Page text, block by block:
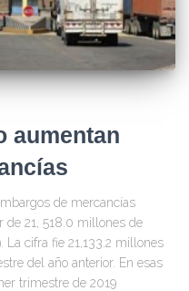
aumentan
de mercancías
de 21, 518.0 millones de
cifra fie 21,133.2 millones
del año anterior. En esas
trimestre de 2019